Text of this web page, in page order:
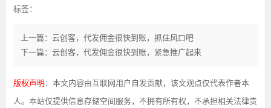
标签：
上一篇：云创客，代发佣金很快到账，抓住风口吧
下一篇：云创客，代发佣金很快到账，紧急推广起来
版权声明 ：本文内容由互联网用户自发贡献，该文观点仅代表作者本
人。本站仅提供信息存储空间服务，不拥有所有权，不承担相关法律责